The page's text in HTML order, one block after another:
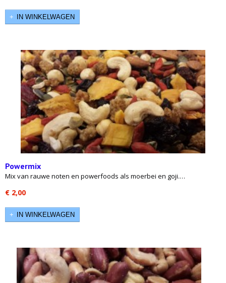
IN WINKELWAGEN
Powermix
Mix van rauwe noten en powerfoods als moerbei en goji.…
€ 2,00
IN WINKELWAGEN